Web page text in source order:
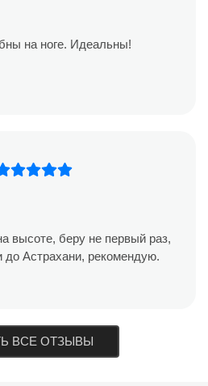
на ноге. Идеальны!
высоте, беру не первый раз,
Астрахани, рекомендую.
ВСЕ ОТЗЫВЫ